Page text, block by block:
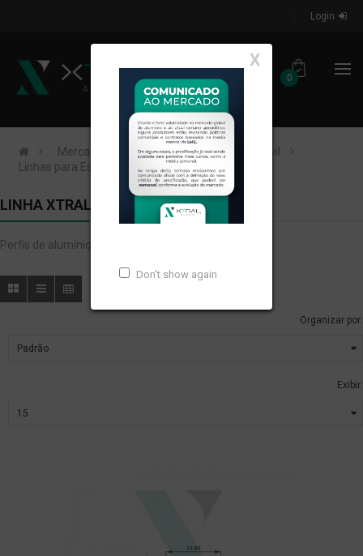
Login
0
X
Don't show again
Mercados de Atuação
Construção Civil
Linhas para Esquadrias
Linha XTRAL A
LINHA XTRAL A
Perfis de alumínio extrudados para LINHA XTRAL A.
Organizar por:
Exibir: